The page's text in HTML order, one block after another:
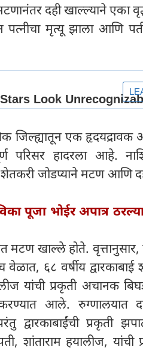
दही खाल्ल्याने एका वृद्ध
पत्नीचा मृत्यू झाला आणि
जिल्ह्यातून एक
हादरला आहे.
शेतकरी जोडप्याने मटण आणि
पूजा भोईर अपात्र
मटण खाल्ले होते.
६८ वर्षीय द्वारकाबाई
यांची प्रकृती अचानक
आले. रुग्णालयात
प्रकृती
शांताराम हयालीज, यांची